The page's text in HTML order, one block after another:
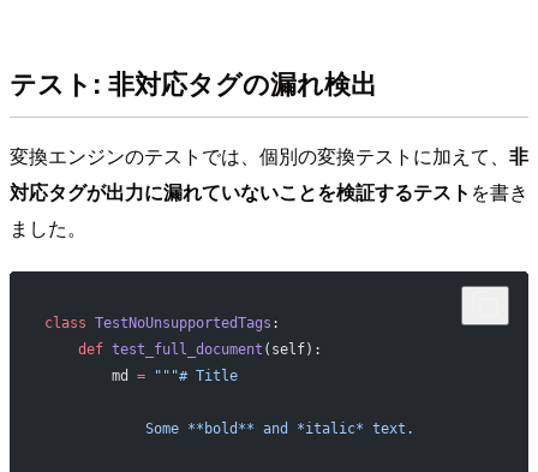
テスト: 非対応タグの漏れ検出
変換エンジンのテストでは、個別の変換テストに加えて、 非
対応タグが出力に漏れていないことを検証するテスト を書き
ました。
class TestNoUnsupportedTags :
    def
test_full_document (self):
        md
= """# Title
            Some **bold** and *italic* text.